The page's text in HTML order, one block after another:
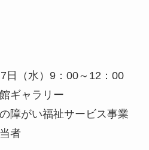
（水）9：00～12：00
ギャラリー
障がい福祉サービス事業
者